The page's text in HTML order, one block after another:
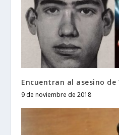
Encuentran al asesino de
9 de noviembre de 2018